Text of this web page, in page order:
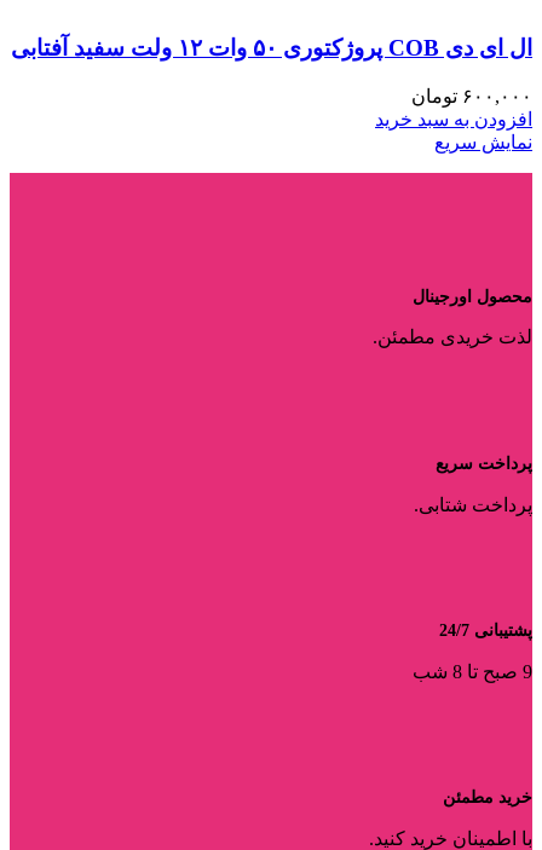
ال ای دی COB پروژکتوری ۵۰ وات ۱۲ ولت سفید آفتابی
۶۰۰,۰۰۰ تومان
افزودن به سبد خرید
نمایش سریع
محصول اورجینال
لذت خریدی مطمئن.
پرداخت سریع
پرداخت شتابی.
پشتیبانی 24/7
9 صبح تا 8 شب
خرید مطمئن
با اطمینان خرید کنید.